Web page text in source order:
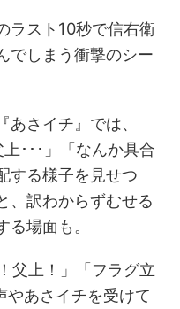
ラスト10秒で信右衛
でしまう衝撃のシー
さイチ』では、
･･･」「なんか具合
する様子を見せつ
、訳わからずむせる
場面も。
父上！」「フラグ立
あさイチを受けて